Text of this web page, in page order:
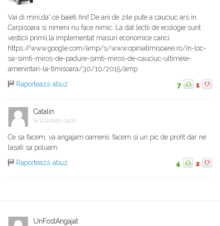
Vai di mini,da' ce baieti fini! De ani de zile pute a cauciuc ars in
Carpisoara si nimeni nu face nimic. La dat lectii de ecologie sunt
vesticii primii,la implementat masuri economice canci.
https://www.google.com/amp/s/www.opiniatimisoarei.ro/in-loc-
sa-simti-miros-de-padure-simti-miros-de-cauciuc-ultimele-
amenintari-la-timisoara/30/10/2015/amp
Raportează abuz
7 1
Catalin
la 11.12.2020, 04:07
Ce sa facem, va angajam oamenii, facem si un pic de profit dar ne
lasati sa poluam.
Raportează abuz
4 2
UnFostAngajat